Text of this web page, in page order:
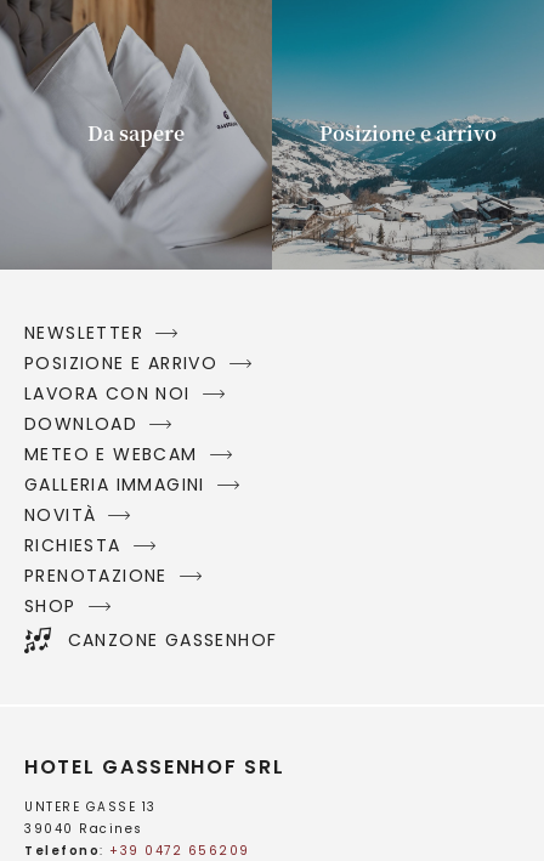
Da sapere Posizione e arrivo
NEWSLETTER
POSIZIONE E ARRIVO
LAVORA CON NOI
DOWNLOAD
METEO E WEBCAM
GALLERIA IMMAGINI
NOVITÀ
RICHIESTA
PRENOTAZIONE
SHOP
CANZONE GASSENHOF
HOTEL GASSENHOF SRL
UNTERE GASSE 13
39040 Racines
Telefono: +39 0472 656209